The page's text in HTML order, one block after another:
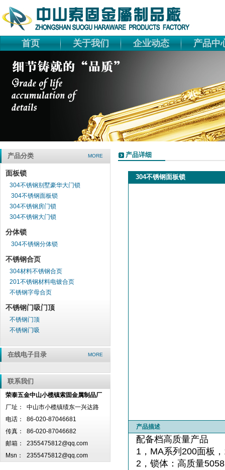
首页 关于我们 企业动态 产品中
产品分类 MORE
面板锁
304不锈钢别墅豪华大门锁
304不锈钢面板锁
304不锈钢房门锁
304不锈钢大门锁
分体锁
304不锈钢分体锁
不锈钢合页
304材料不锈钢合页
201不锈钢材料电镀合页
不锈钢字母合页
不锈钢门吸门顶
不锈钢门顶
不锈钢门吸
在线电子目录 MORE
联系我们
荣泰五金中山小榄镇索固金属制品厂
厂址：
中山市小榄镇绩东一兴达路
电话：
86-020-87046681
传真：
86-020-87046682
邮箱：
2355475812@qq.com
Msn：
2355475812@qq.com
产品详细
304不锈钢面板锁
产品描述
配备档高质量产品
1，MA系列200面板
2，锁体：高质量